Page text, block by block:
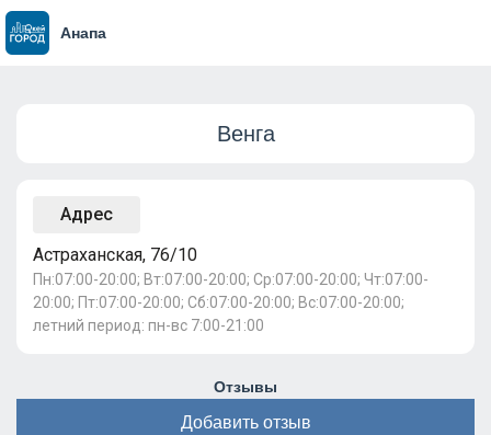
Анапа
Венга
Адрес
Астраханская, 76/10
Пн:07:00-20:00; Вт:07:00-20:00; Ср:07:00-20:00; Чт:07:00-
20:00; Пт:07:00-20:00; Сб:07:00-20:00; Вс:07:00-20:00;
летний период: пн-вс 7:00-21:00
Отзывы
Добавить отзыв